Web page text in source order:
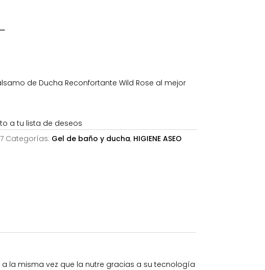
de Ducha Reconfortante Wild Rose al mejor
a tu lista de deseos
Categorías: Gel de baño y ducha, HIGIENE ASEO
la misma vez que la nutre gracias a su tecnología